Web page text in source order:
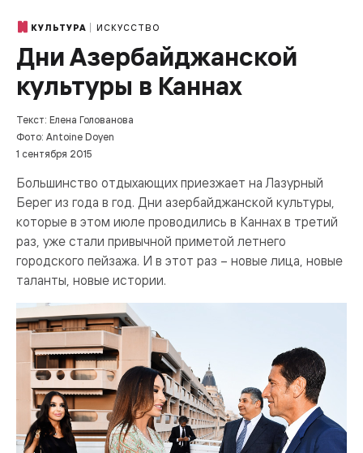
КУЛЬТУРА ИСКУССТВО
Дни Азербайджанской
культуры в Каннах
Текст: Елена Голованова
Фото: Antoine Doyen
1 сентября 2015
Большинство отдыхающих приезжает на Лазурный
Берег из года в год. Дни азербайджанской культуры,
которые в этом июле проводились в Каннах в третий
раз, уже стали привычной приметой летнего
городского пейзажа. И в этот раз – новые лица, новые
таланты, новые истории.